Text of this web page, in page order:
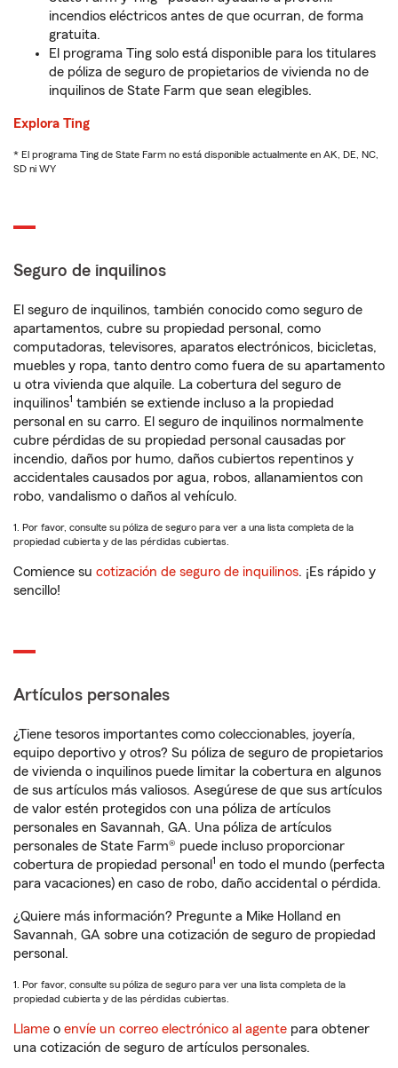
incendios eléctricos antes de que ocurran, de forma
gratuita.
El programa Ting solo está disponible para los titulares
de póliza de seguro de propietarios de vivienda no de
inquilinos de State Farm que sean elegibles.
Explora Ting
* El programa Ting de State Farm no está disponible actualmente en AK, DE, NC,
SD ni WY
Seguro de inquilinos
El seguro de inquilinos, también conocido como seguro de
apartamentos, cubre su propiedad personal, como
computadoras, televisores, aparatos electrónicos, bicicletas,
muebles y ropa, tanto dentro como fuera de su apartamento
u otra vivienda que alquile. La cobertura del seguro de
inquilinos1 también se extiende incluso a la propiedad
personal en su carro. El seguro de inquilinos normalmente
cubre pérdidas de su propiedad personal causadas por
incendio, daños por humo, daños cubiertos repentinos y
accidentales causados por agua, robos, allanamientos con
robo, vandalismo o daños al vehículo.
1. Por favor, consulte su póliza de seguro para ver a una lista completa de la
propiedad cubierta y de las pérdidas cubiertas.
Comience su cotización de seguro de inquilinos. ¡Es rápido y
sencillo!
Artículos personales
¿Tiene tesoros importantes como coleccionables, joyería,
equipo deportivo y otros? Su póliza de seguro de propietarios
de vivienda o inquilinos puede limitar la cobertura en algunos
de sus artículos más valiosos. Asegúrese de que sus artículos
de valor estén protegidos con una póliza de artículos
personales en Savannah, GA. Una póliza de artículos
personales de State Farm® puede incluso proporcionar
cobertura de propiedad personal 1 en todo el mundo (perfecta
para vacaciones) en caso de robo, daño accidental o pérdida.
¿Quiere más información? Pregunte a Mike Holland en
Savannah, GA sobre una cotización de seguro de propiedad
personal.
1. Por favor, consulte su póliza de seguro para ver una lista completa de la
propiedad cubierta y de las pérdidas cubiertas.
Llame o envíe un correo electrónico al agente para obtener
una cotización de seguro de artículos personales.